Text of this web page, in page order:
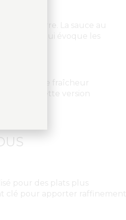
mer et terre. La sauce au
minérale qui évoque les
une fraîcheur
fait de cette version
pour des plats plus
clé pour apporter raffinement